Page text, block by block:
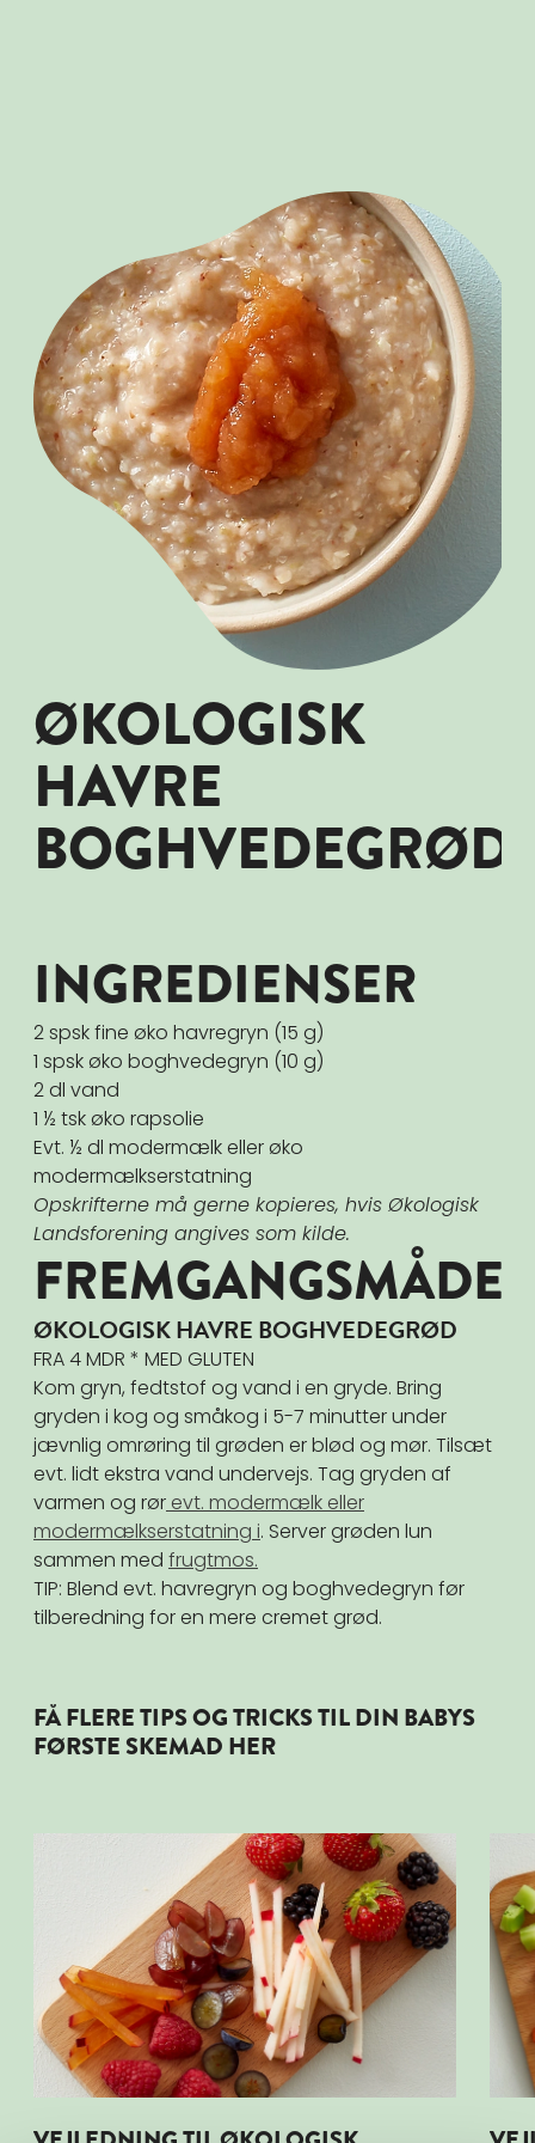
ØKOLOGISK
HAVRE
BOGHVEDEGRØD
INGREDIENSER
2 spsk fine øko havregryn (15 g)
1 spsk øko boghvedegryn (10 g)
2 dl vand
1 ½ tsk øko rapsolie
Evt. ½ dl modermælk eller øko
modermælkserstatning
Opskrifterne må gerne kopieres, hvis Økologisk
Landsforening angives som kilde.
FREMGANGSMÅDE
ØKOLOGISK HAVRE BOGHVEDEGRØD
FRA 4 MDR * MED GLUTEN
Kom gryn, fedtstof og vand i en gryde. Bring
gryden i kog og småkog i 5-7 minutter under
jævnlig omrøring til grøden er blød og mør. Tilsæt
evt. lidt ekstra vand undervejs. Tag gryden af
varmen og rør evt. modermælk eller
modermælkserstatning i. Server grøden lun
sammen med frugtmos.
TIP: Blend evt. havregryn og boghvedegryn før
tilberedning for en mere cremet grød.
FÅ FLERE TIPS OG TRICKS TIL DIN BABYS
FØRSTE SKEMAD HER
Læs mere om VEJLEDNING TIL ØKOLOGISK